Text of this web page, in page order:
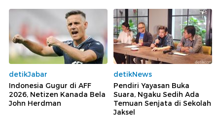
detikJabar
Indonesia Gugur di AFF
2026, Netizen Kanada Bela
John Herdman
detikNews
Pendiri Yayasan Buka
Suara, Ngaku Sedih Ada
Temuan Senjata di Sekolah
Jaksel